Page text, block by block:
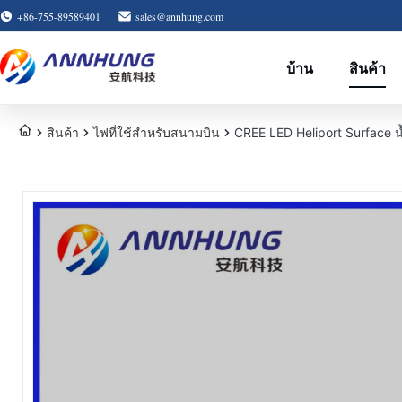
+86-755-89589401 sales@annhung.com
บ้าน สินค้า
สินค้า ไฟที่ใช้สําหรับสนามบิน CREE LED Heliport